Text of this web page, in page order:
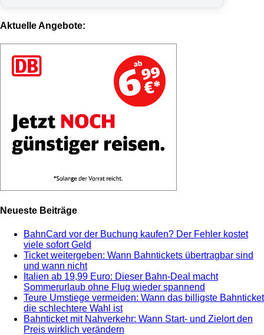
Aktuelle Angebote:
Neueste Beiträge
BahnCard vor der Buchung kaufen? Der Fehler kostet
viele sofort Geld
Ticket weitergeben: Wann Bahntickets übertragbar sind
und wann nicht
Italien ab 19,99 Euro: Dieser Bahn-Deal macht
Sommerurlaub ohne Flug wieder spannend
Teure Umstiege vermeiden: Wann das billigste Bahnticket
die schlechtere Wahl ist
Bahnticket mit Nahverkehr: Wann Start- und Zielort den
Preis wirklich verändern